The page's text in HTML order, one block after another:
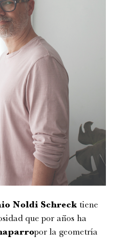
Noldi Schreck tiene
que por años ha
por la geometría